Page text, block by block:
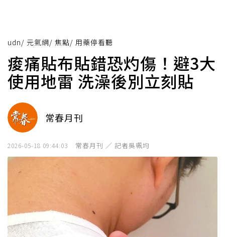
udn/ 元氣網/ 焦點/ 用藥停看聽
痠痛貼布貼錯恐灼傷！避3大
使用地雷 洗澡後別立刻貼
常春月刊
2026-05-18 09:44:03 常春月刊 ／ 記者吳珮均